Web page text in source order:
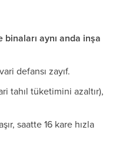
binaları aynı anda inşa
defansı zayıf.
tahıl tüketimini azaltır),
saatte 16 kare hızla